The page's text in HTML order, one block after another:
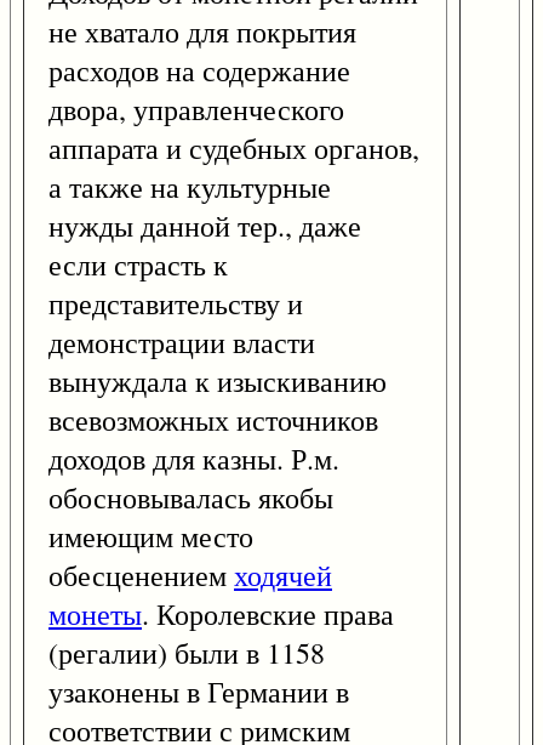
не хватало для покрытия
расходов на содержание
двора, управленческого
аппарата и судебных органов,
а также на культурные
нужды данной тер., даже
если страсть к
представительству и
демонстрации власти
вынуждала к изыскиванию
всевозможных источников
доходов для казны. Р.м.
обосновывалась якобы
имеющим место
обесценениемходячей
монеты. Королевские права
(регалии) были в 1158
узаконены в Германии в
соответствии с римским